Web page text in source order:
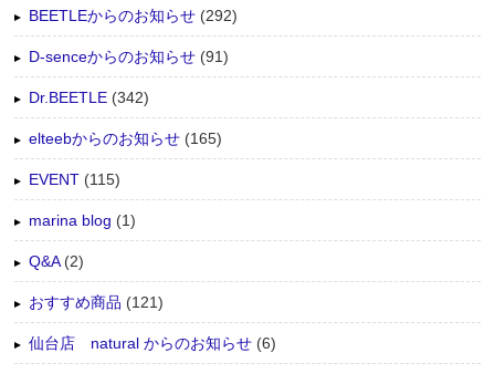
BEETLEからのお知らせ (292)
D-senceからのお知らせ (91)
Dr.BEETLE (342)
elteebからのお知らせ (165)
EVENT (115)
marina blog (1)
Q&A(2)
おすすめ商品 (121)
仙台店 natural からのお知らせ (6)